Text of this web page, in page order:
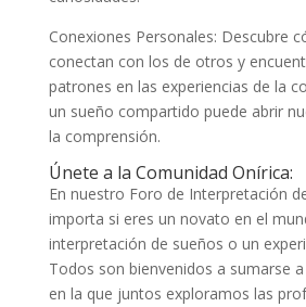
Conexiones Personales: Descubre
conectan con los de otros y
patrones en las experiencias de la
un sueño compartido puede abrir
la comprensión.
Únete a la Comunidad Onírica:
En nuestro Foro de Interpretación
importa si eres un novato en el
interpretación de sueños o un
Todos son bienvenidos a sumarse
en la que juntos exploramos las